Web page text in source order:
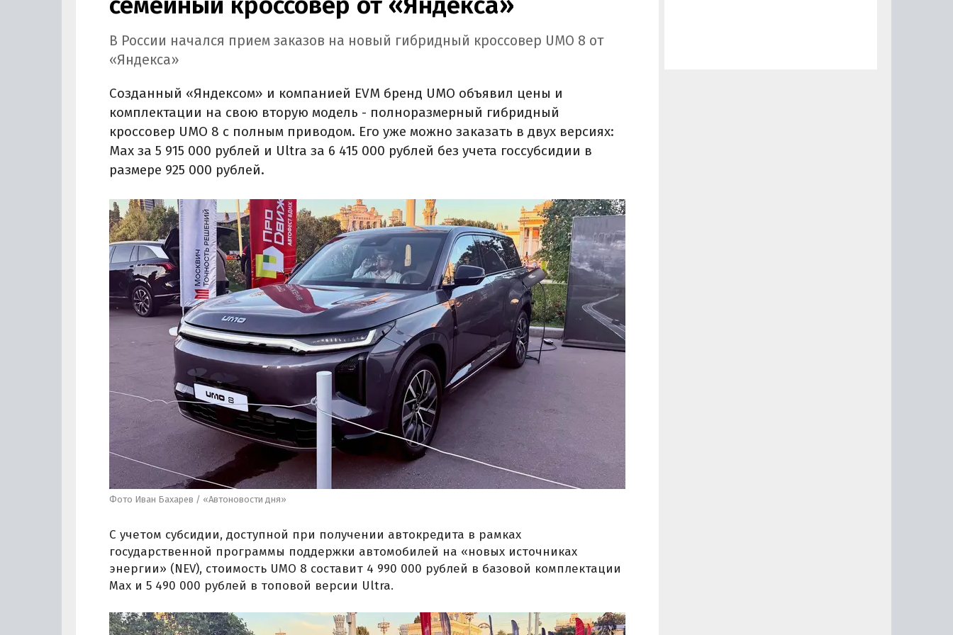
В России начался прием заказов на новый гибридный кроссовер UMO 8 от
«Яндекса»
Созданный «Яндексом» и компанией EVM бренд UMO объявил цены и
комплектации на свою вторую модель - полноразмерный гибридный
кроссовер UMO 8 с полным приводом. Его уже можно заказать в двух версиях:
Max за 5 915 000 рублей и Ultra за 6 415 000 рублей без учета госсубсидии в
размере 925 000 рублей.
Фото Иван Бахарев / «Автоновости дня»
С учетом субсидии, доступной при получении автокредита в рамках
государственной программы поддержки автомобилей на «новых источниках
энергии» (NEV), стоимость UMO 8 составит 4 990 000 рублей в базовой комплектации
Max и 5 490 000 рублей в топовой версии Ultra.